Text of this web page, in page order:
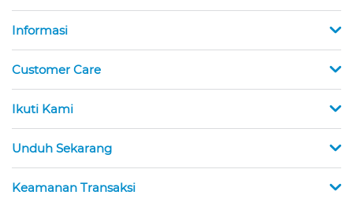
Informasi
Customer Care
Ikuti Kami
Unduh Sekarang
Keamanan Transaksi